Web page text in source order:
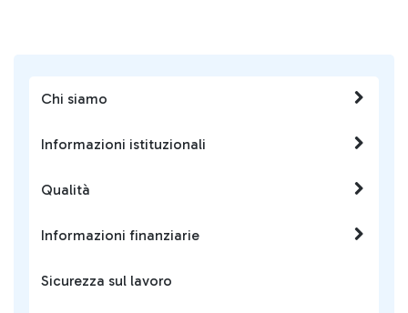
Chi siamo
Informazioni istituzionali
Qualità
Informazioni finanziarie
Sicurezza sul lavoro